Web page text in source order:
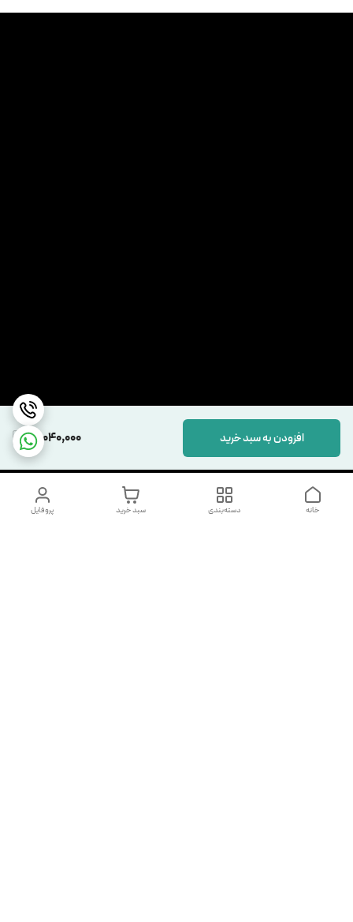
17,040,000 افزودن به سبد خرید
پروفایل سبد خرید دسته‌بندی خانه